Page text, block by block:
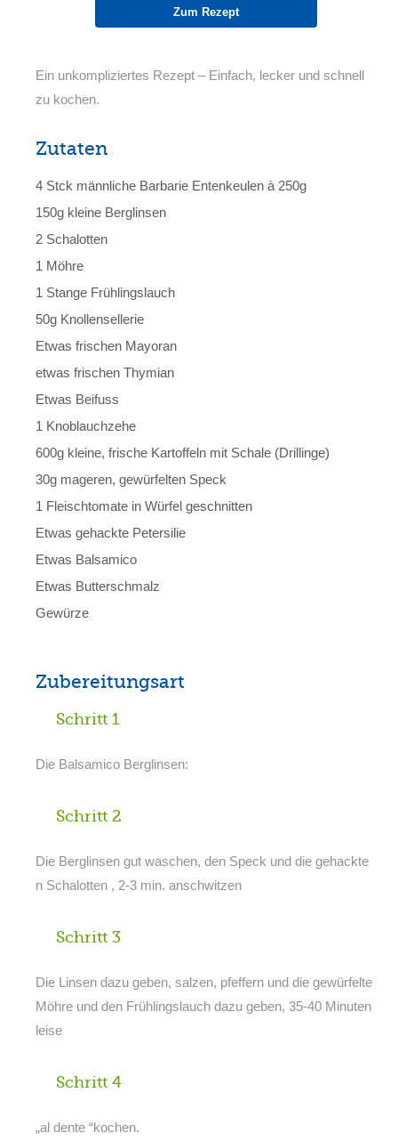
Zum Rezept
Ein unkompliziertes Rezept – Einfach, lecker und schnell
zu kochen.
Zutaten
4 Stck männliche Barbarie Entenkeulen à 250g
150g kleine Berglinsen
2 Schalotten
1 Möhre
1 Stange Frühlingslauch
50g Knollensellerie
Etwas frischen Mayoran
etwas frischen Thymian
Etwas Beifuss
1 Knoblauchzehe
600g kleine, frische Kartoffeln mit Schale (Drillinge)
30g mageren, gewürfelten Speck
1 Fleischtomate in Würfel geschnitten
Etwas gehackte Petersilie
Etwas Balsamico
Etwas Butterschmalz
Gewürze
Zubereitungsart
Schritt 1
Die Balsamico Berglinsen:
Schritt 2
Die Berglinsen gut waschen, den Speck und die gehackte
n Schalotten , 2-3 min. anschwitzen
Schritt 3
Die Linsen dazu geben, salzen, pfeffern und die gewürfelte
Möhre und den Frühlingslauch dazu geben, 35-40 Minuten
leise
Schritt 4
„al dente “kochen.